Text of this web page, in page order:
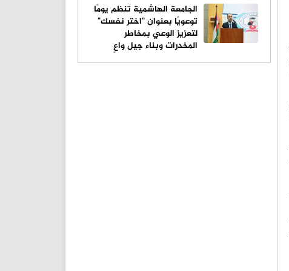
الجامعة الهاشمية تُنظم يومًا
توعويًا بعنوان "اختر نفسك"
لتعزيز الوعي بمخاطر
المخدرات وبناء جيل واعٍ